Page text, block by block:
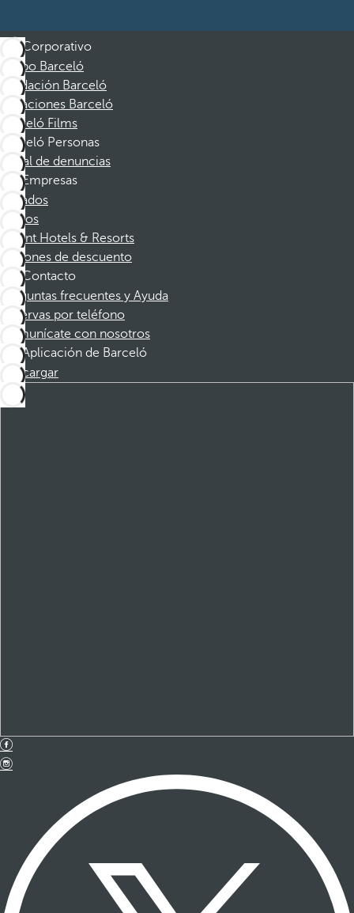
Corporativo
Grupo Barceló
Fundación Barceló
Vacaciones Barceló
Barceló Films
Barceló Personas
Canal de denuncias
Empresas
Afiliados
Socios
Dorint Hotels & Resorts
Cupones de descuento
Contacto
Preguntas frecuentes y Ayuda
Reservas por teléfono
Comunícate con nosotros
Aplicación de Barceló
Descargar